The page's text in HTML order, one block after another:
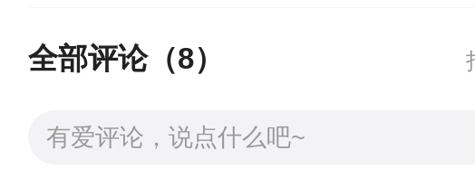
定与关注）→进入网上报名→选
全部评论（8）